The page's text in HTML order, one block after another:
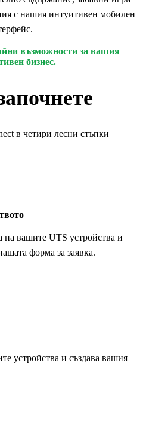
с нашия интуитивен мобилен
възможности за вашия
бизнес.
в четири лесни стъпки
вашите UTS устройства и
форма за заявка.
устройства и създава вашия